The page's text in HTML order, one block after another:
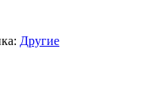
Другие